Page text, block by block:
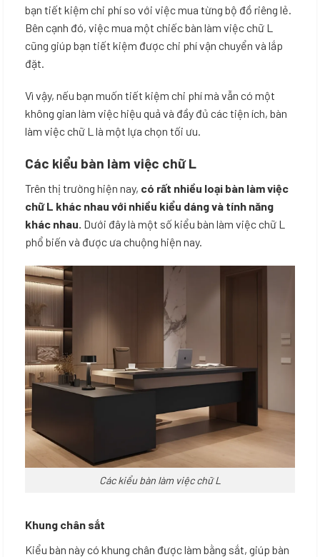
bạn tiết kiệm chi phí so với việc mua từng bộ đồ riêng lẻ.
Bên cạnh đó, việc mua một chiếc bàn làm việc chữ L
cũng giúp bạn tiết kiệm được chi phí vận chuyển và lắp
đặt.
Vì vậy, nếu bạn muốn tiết kiệm chi phí mà vẫn có một
không gian làm việc hiệu quả và đầy đủ các tiện ích, bàn
làm việc chữ L là một lựa chọn tối ưu.
Các kiểu bàn làm việc chữ L
Trên thị trường hiện nay, có rất nhiều loại bàn làm việc
chữ L khác nhau với nhiều kiểu dáng và tính năng
khác nhau. Dưới đây là một số kiểu bàn làm việc chữ L
phổ biến và được ưa chuộng hiện nay.
Các kiểu bàn làm việc chữ L
Khung chân sắt
Kiểu bàn này có khung chân được làm bằng sắt, giúp bàn